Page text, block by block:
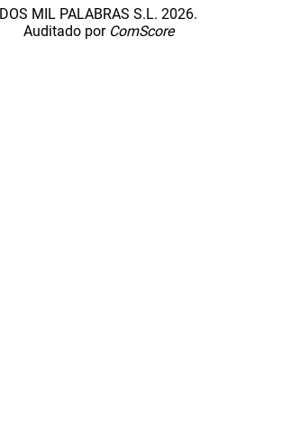
DOS MIL PALABRAS S.L. 2026.
Auditado por ComScore